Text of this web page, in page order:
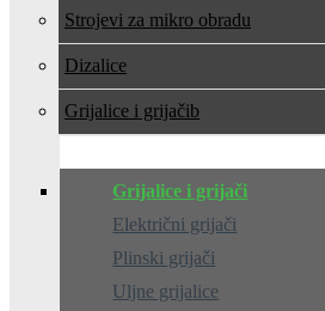
Strojevi za mikro obradu
Dizalice
Grijalice i grijači
Grijalice i grijači
Električni grijači
Plinski grijači
Uljne grijalice